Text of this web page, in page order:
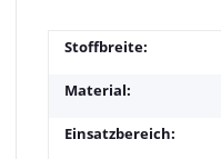
Stoffbreite:
Material:
Einsatzbereich: